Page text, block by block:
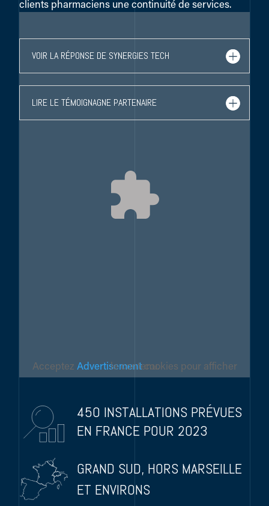
clients pharmaciens une continuité de services.
VOIR LA RÉPONSE DE SYNERGIES TECH
LIRE LE TÉMOIGNAGNE PARTENAIRE
Acceptez Advertisement
cookies pour afficher le contenu.
450 INSTALLATIONS PRÉVUES
EN FRANCE POUR 2023
GRAND SUD, HORS MARSEILLE
ET ENVIRONS